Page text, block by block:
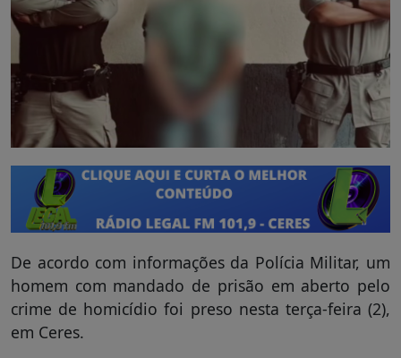
De acordo com informações da Polícia Militar, um
homem com mandado de prisão em aberto pelo
crime de homicídio foi preso nesta terça-feira (2),
em Ceres.